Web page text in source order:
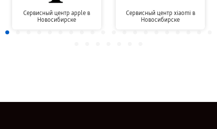
Сервисный центр apple в
Новосибирске
Сервисный центр xiaomi в
Новосибирске